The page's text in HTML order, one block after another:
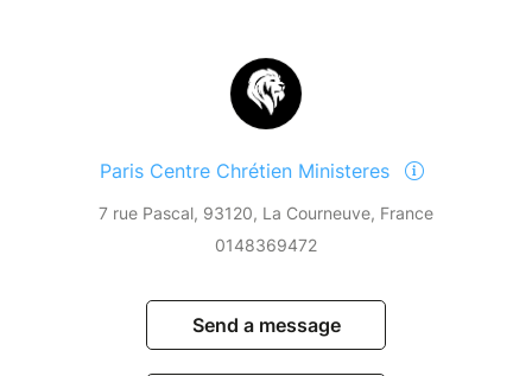
Paris Centre Chrétien Ministeres
7 rue Pascal, 93120, La Courneuve, France
0148369472
Send a message